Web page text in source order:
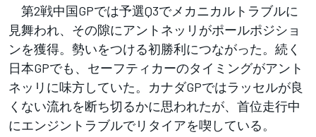
第2戦中国GPでは予選Q3でメカニカルトラブルに
見舞われ、その隙にアントネッリがポールポジショ
ンを獲得。勢いをつける初勝利につながった。続く
日本GPでも、セーフティカーのタイミングがアント
ネッリに味方していた。カナダGPではラッセルが良
くない流れを断ち切るかに思われたが、首位走行中
にエンジントラブルでリタイアを喫している。